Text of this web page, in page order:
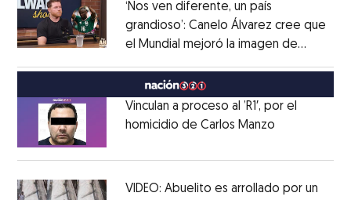
‘Nos ven diferente, un país
grandioso’: Canelo Álvarez cree que
el Mundial mejoró la imagen de
MéxicoOpens in new window
Vinculan a proceso al ’R1′, por el
homicidio de Carlos Manzo
VIDEO: Abuelito es arrollado por un